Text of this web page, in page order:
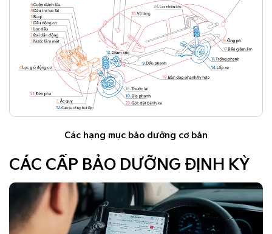
Các hạng mục bảo dưỡng cơ bản
CÁC CẤP BẢO DƯỠNG ĐỊNH KỲ